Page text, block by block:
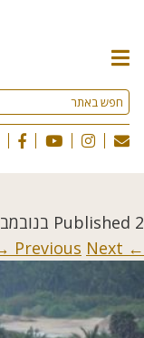
תפריט
האתר
Published 2 בנובמבר 2016
← Previous
Next →